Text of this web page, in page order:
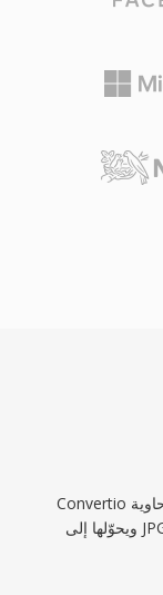
Convertio يستخرج الصورة ذات الدقة الأعلى من حاوية ICO